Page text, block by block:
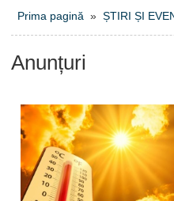
Prima pagină » ȘTIRI ȘI
Anunțuri